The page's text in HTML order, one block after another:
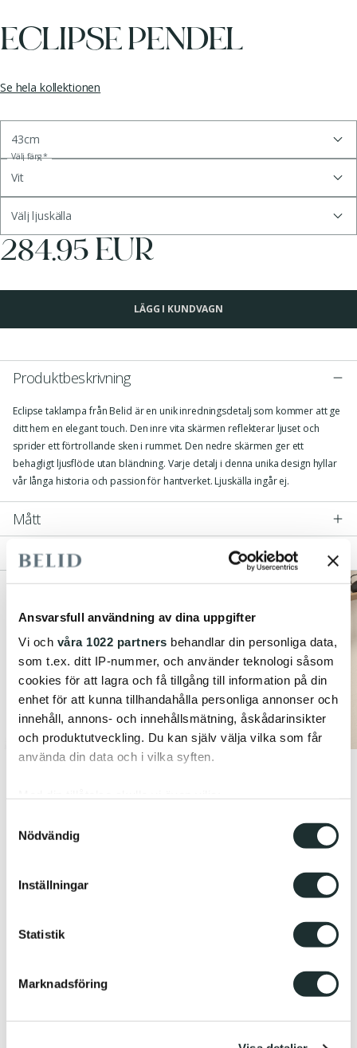
Ansvarsfull användning av dina uppgifter
Vi och våra 1022 partners behandlar din personliga data,
som t.ex. ditt IP-nummer, och använder teknologi såsom
cookies för att lagra och få tillgång till information på din
enhet för att kunna tillhandahålla personliga annonser och
innehåll, annons- och innehållsmätning, åskådarinsikter
och produktutveckling. Du kan själv välja vilka som får
använda din data och i vilka syften.
som kan ha en noggrannhet på upp till flera meter
Ta reda på mer om hur dina personliga uppgifter
Du kan ändra eller dra tillbaka ditt samtycke när som
Vi använder enhetsidentifierare för att anpassa innehållet
Nödvändig
Inställningar
Statistik
Marknadsföring
ECLIPSE PENDEL
Se hela kollektionen
43cm
Välj färg*
Vit
Välj ljuskälla
284.95 EUR
LÄGG I KUNDVAGN
Produktbeskrivning
Eclipse taklampa från Belid är en unik inredningsdetalj som kommer att ge
ditt hem en elegant touch. Den inre vita skärmen reflekterar ljuset och
sprider ett förtrollande sken i rummet. Den nedre skärmen ger ett
behagligt ljusflöde utan bländning. Varje detalj i denna unika design hyllar
vår långa historia och passion för hantverket. Ljuskälla ingår ej.
Mått
Teknisk Specifikation